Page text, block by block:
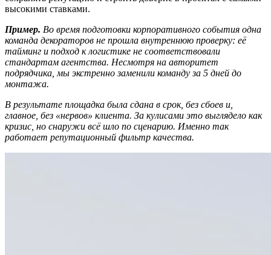
высокими ставками.
Пример. Во время подготовки корпоративного события одна
команда декораторов не прошла внутреннюю проверку: её
тайминг и подход к логистике не соответствовали
стандартам агентства. Несмотря на авторитет
подрядчика, мы экстренно заменили команду за 5 дней до
монтажа.
В результате площадка была сдана в срок, без сбоев и,
главное, без «нервов» клиента. За кулисами это выглядело как
кризис, но снаружи всё шло по сценарию. Именно так
работает репутационный фильтр качества.